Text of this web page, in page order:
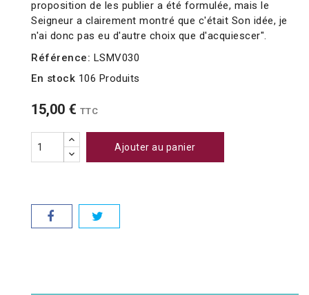
proposition de les publier a été formulée, mais le
Seigneur a clairement montré que c'était Son idée, je
n'ai donc pas eu d'autre choix que d'acquiescer".
Référence: LSMV030
En stock 106 Produits
15,00 € TTC
Ajouter au panier